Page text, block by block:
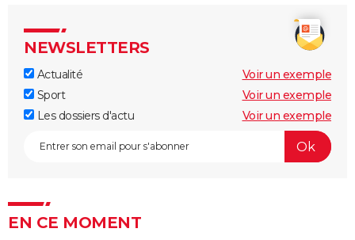
NEWSLETTERS
Actualité
Voir un exemple
Sport
Voir un exemple
Les dossiers d'actu
Voir un exemple
EN CE MOMENT